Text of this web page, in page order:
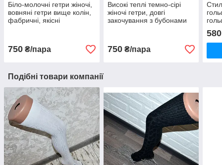
Біло-молочні гетри жіночі,
вовняні гетри вище колін,
фабричні, якісні
750 ₴/пара
Високі теплі темно-сірі
жіночі гетри, довгі
закочування з бубонами
750₴/пара
580
Подібні товари компанії